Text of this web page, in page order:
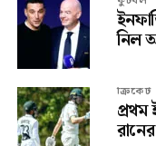
নিল
ক্রিকেট
প্রথম